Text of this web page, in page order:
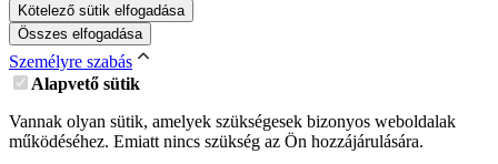
Kötelező sütik elfogadása
Összes elfogadása
Személyre szabás
Alapvető sütik
Vannak olyan sütik, amelyek szükségesek bizonyos weboldalak
működéséhez. Emiatt nincs szükség az Ön hozzájárulására.